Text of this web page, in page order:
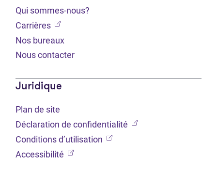
Qui sommes-nous?
Carrières (Ouvre dans un nouvel onglet)
Nos bureaux
Nous contacter
Juridique
Plan de site
Déclaration de confidentialité (Ouvre dans un
Conditions d’utilisation (Ouvre dans un nouvel
Accessibilité (Ouvre dans un nouvel onglet)